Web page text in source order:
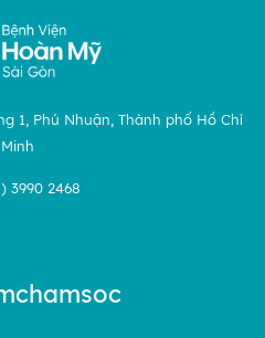
1, Phú Nhuận, Thành phố Hồ Chí
Minh
3990 2468